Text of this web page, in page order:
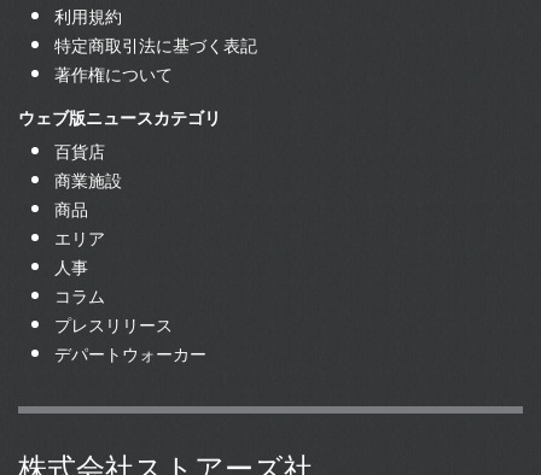
利用規約
特定商取引法に基づく表記
著作権について
ウェブ版ニュースカテゴリ
百貨店
商業施設
商品
エリア
人事
コラム
プレスリリース
デパートウォーカー
株式会社ストアーズ社